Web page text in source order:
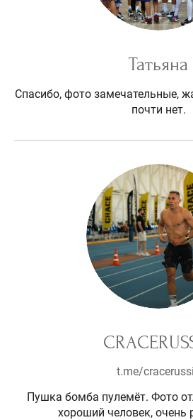
Татьяна
Спасибо, фото замечательные,
почти нет.
t.me/
Пушка бомба пулемёт. Фото
хороший человек, очень